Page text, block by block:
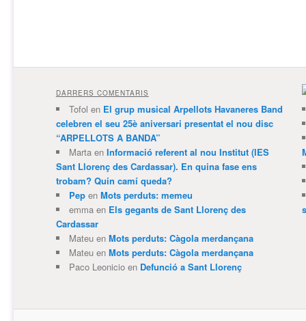
DARRERS COMENTARIS
Tofol en El grup musical Arpellots Havaneres Band
celebren el seu 25è aniversari presentat el nou disc
“ARPELLOTS A BANDA”
Martaen Informació referent al nou Institut (IES
Sant Llorenç des Cardassar). En quina fase ens
trobam? Quin camí queda?
Pepen Mots perduts: memeu
emmaen Els gegants de Sant Llorenç des
Cardassar
Mateuen Mots perduts: Càgola merdançana
Mateuen Mots perduts: Càgola merdançana
Paco Leonicioen Defunció a Sant Llorenç